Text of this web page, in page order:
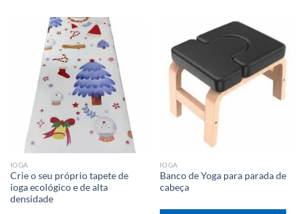
IOGA
Crie o seu próprio tapete de
ioga ecológico e de alta
densidade
IOGA
Banco de Yoga para parada de
cabeça